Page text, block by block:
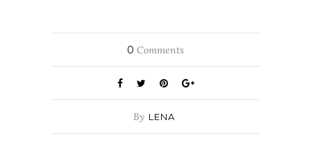
0 Comments
By LENA